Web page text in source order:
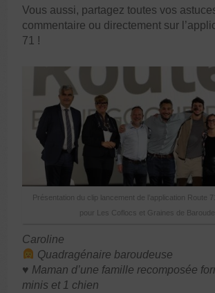
Vous aussi, partagez toutes vos
commentaire ou directement sur
71 !
Présentation du clip lancement de l’application Route
pour Les Coflocs et Graines de
Caroline
Quadragénaire baroudeuse
♥️ Maman d’une famille recomposée
minis et 1 chien